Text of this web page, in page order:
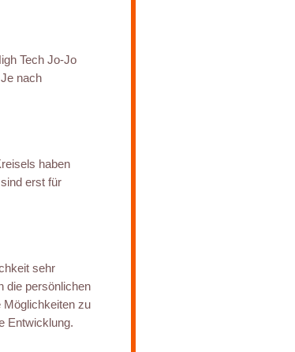
Tech Jo-Jo
nach
haben
erst für
sehr
die persönlichen
Möglichkeiten zu
Entwicklung.